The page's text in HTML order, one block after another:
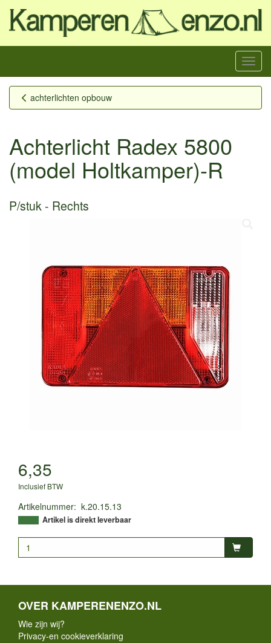
Menu
achterlichten opbouw
Achterlicht Radex 5800
(model Holtkamper)-R
P/stuk Rechts
6,35
Inclusief BTW
Artikelnummer: k.20.15.13
Artikel is direkt leverbaar
OVER KAMPERENENZO.NL
Wie zijn wij?
Privacy-en cookieverklaring